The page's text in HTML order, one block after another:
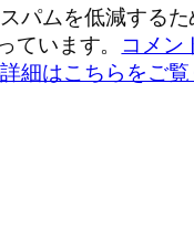
パムを低減するた
ています。 コメン
細はこちらをご覧